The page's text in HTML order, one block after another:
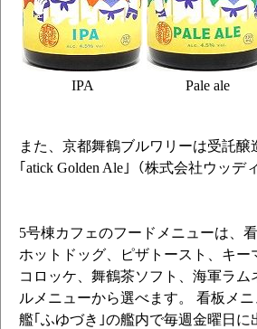
IPA Pale ale
また、京都舞鶴ブルワリーは受託
｢atick Golden Ale｣（株式会社ウッ
5号棟カフェのフードメニューは、
ホットドッグ、ピザトースト、キ
コロッケ、舞鶴茶ソフト、海軍ラ
ルメニューから選べます。 看板メ
艦｢ふゆづき｣の艦内で毎週金曜日